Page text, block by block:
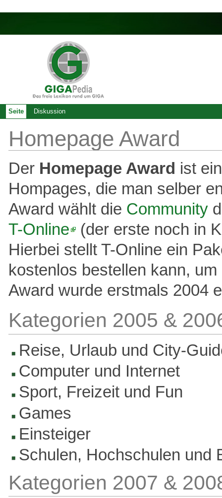
Homepage Award
Der Homepage Award ist
Hompages, die man selber
Award wählt die Community
T-Online
(der erste noch in
Hierbei stellt T-Online ein
kostenlos bestellen kann,
Award wurde erstmals 2004
Kategorien 2005 &
Reise, Urlaub und City-
Computer und Internet
Sport, Freizeit und Fun
Games
Einsteiger
Schulen, Hochschulen und
Kategorien 2007 &
Seite Diskussion